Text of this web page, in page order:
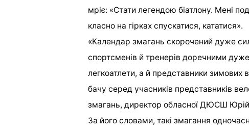
мріє: «Стати легендою біатлону. Мені
класно на гірках спускатися, кататися».
«Календар змагань скорочений дуже
спортсменів й тренерів доречними
легкоатлети, а й представники зимових
бачу серед учасників представників
змагань, директор обласної ДЮСШ
За його словами, такі змагання